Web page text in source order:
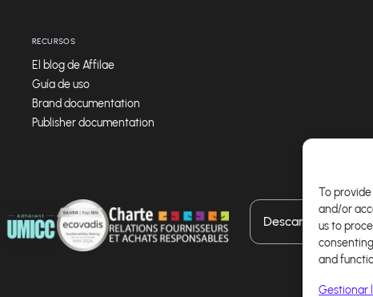
To
and/or
us to
and
Gestionar
RECURSOS
El blog de Affilae
Guía de uso
Brand documentation
Publisher documentation
Descarga nuestra